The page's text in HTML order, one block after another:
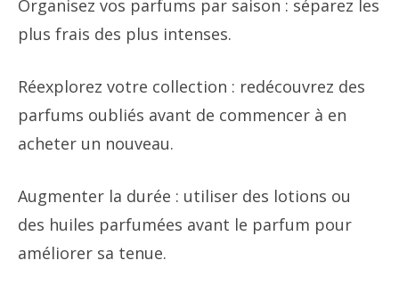
Organisez vos parfums par saison : séparez les
plus frais des plus intenses.
Réexplorez votre collection : redécouvrez des
parfums oubliés avant de commencer à en
acheter un nouveau.
Augmenter la durée : utiliser des lotions ou
des huiles parfumées avant le parfum pour
améliorer sa tenue.